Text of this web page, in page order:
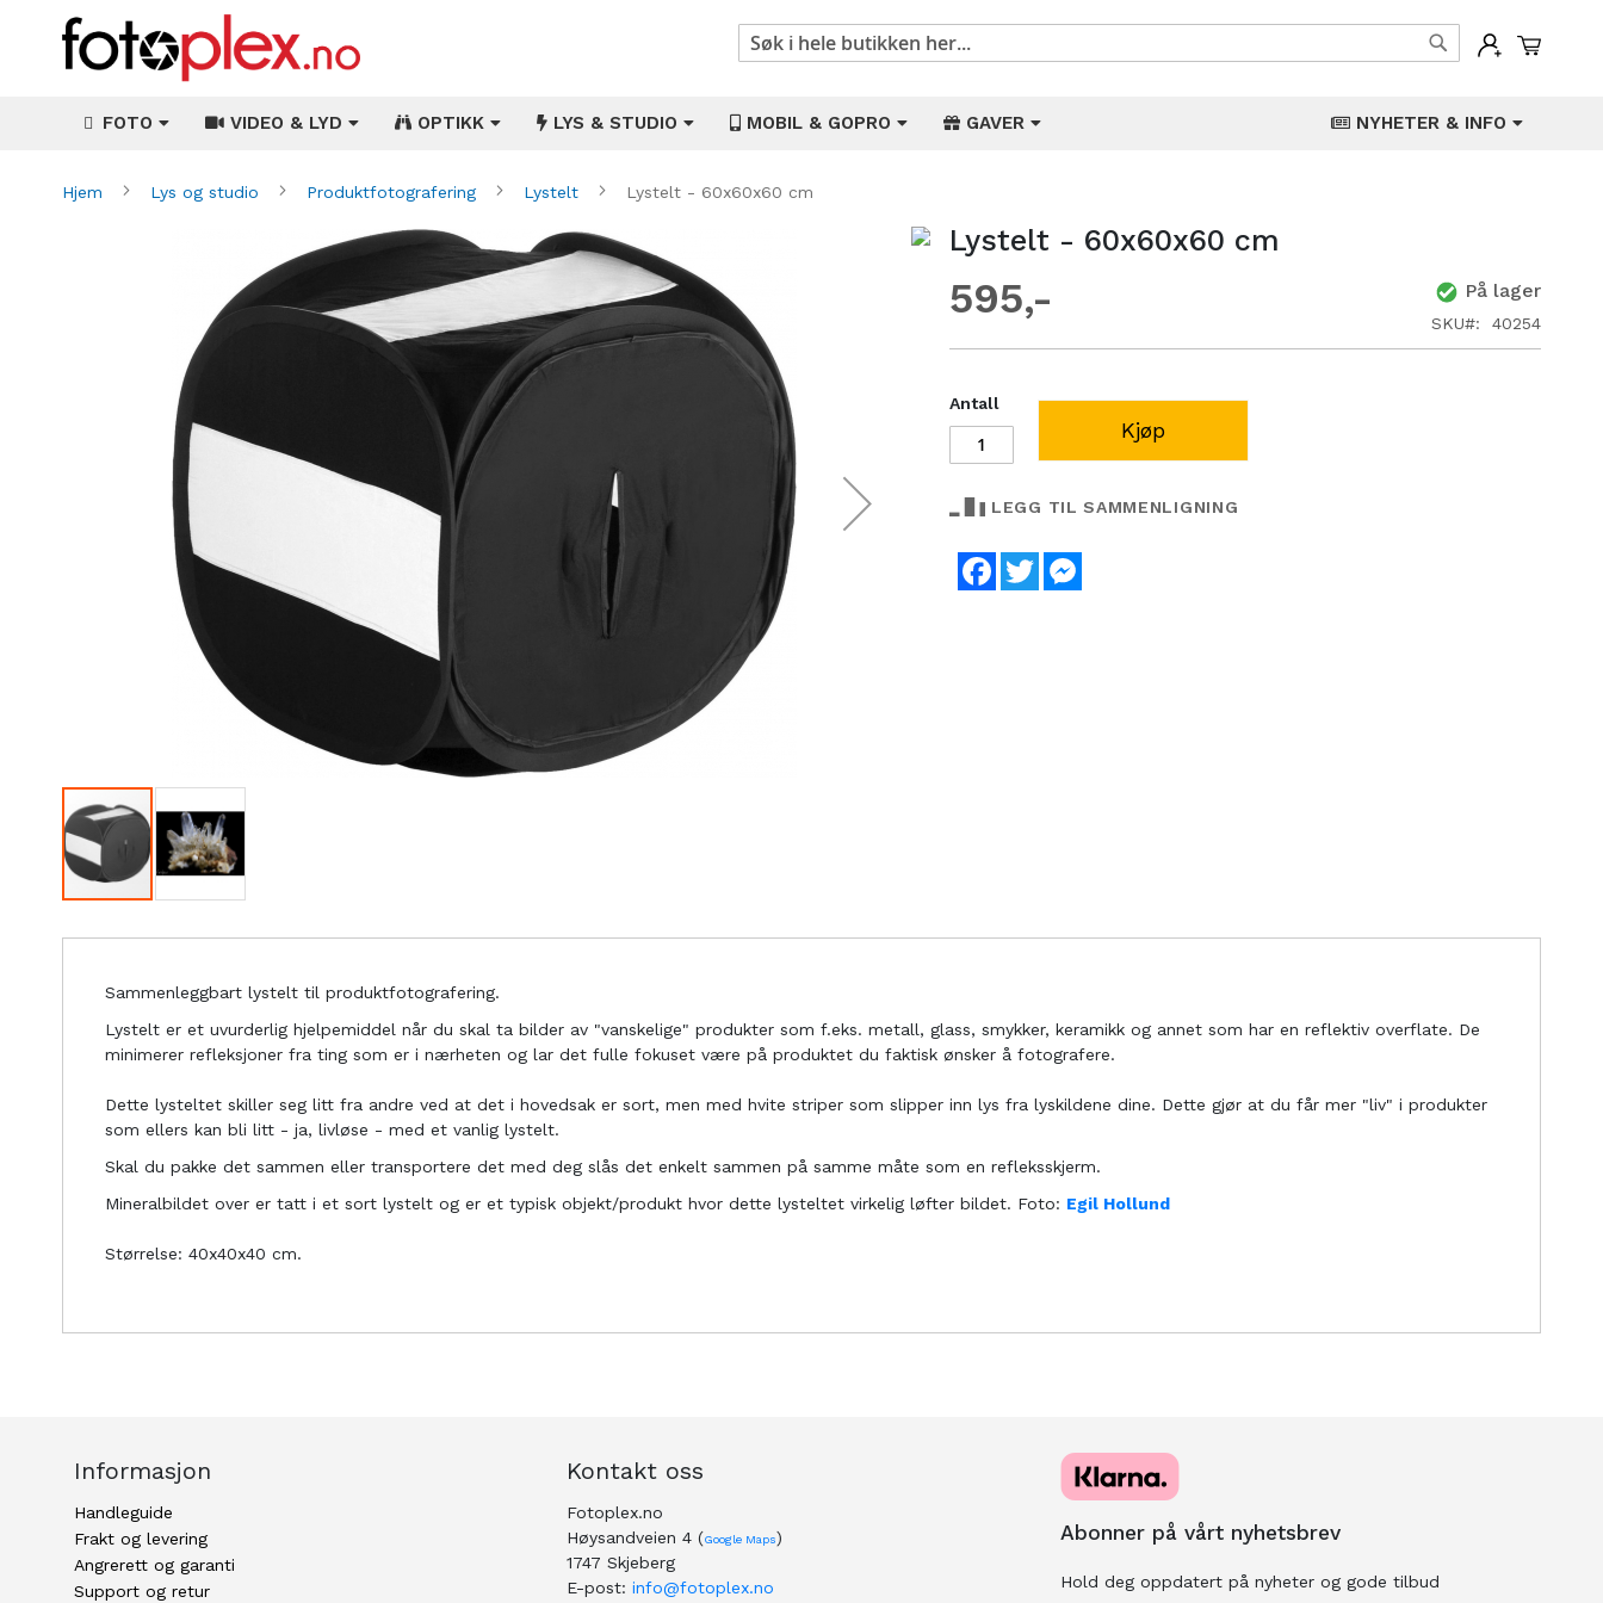
Min
Søk
FOTO VIDEO & LYD OPTIKK LYS & STUDIO MOBIL & GOPRO GAVER NYHETER & INFO
Hjem Lys og studio Produktfotografering Lystelt Lystelt - 60x60x60 cm
Lystelt - 60x60x60 cm
595 På lager
SKU 40254
Antall
Kjøp
LEGG TIL SAMMENLIGNING
Facebook
Twitter
Gå
begynnelsen
Sammenleggbart lystelt til produktfotografering.
Lystelt er et uvurderlig hjelpemiddel når du skal ta bilder av "vanskelige" produkter som f.eks. metall, glass, smykker, keramikk og annet som har en reflektiv overflate. De
minimerer refleksjoner fra ting som er i nærheten og lar det fulle fokuset være på produktet du faktisk ønsker å fotografere.
Dette lysteltet skiller seg litt fra andre ved at det i hovedsak er sort, men med hvite striper som slipper inn lys fra lyskildene dine. Dette gjør at du får mer "liv" i produkter
som ellers kan bli litt - ja, livløse - med et vanlig lystelt.
Skal du pakke det sammen eller transportere det med deg slås det enkelt sammen på samme måte som en refleksskjerm.
Mineralbildet over er tatt i et sort lystelt og er et typisk objekt/produkt hvor dette lysteltet virkelig løfter bildet. Foto: Egil Hollund
Størrelse: 40x40x40 cm.
Informasjon
Handleguide
Frakt og levering
Angrerett og garanti
Support og retur
Kontakt oss
Fotoplex.no
Høysandveien 4 (Google Maps)
1747 Skjeberg
E-post:info@fotoplex.no
Abonner på vårt nyhetsbrev
Hold deg oppdatert på nyheter og gode tilbud